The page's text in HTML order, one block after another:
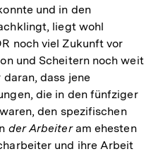
und in den
liegt wohl
noch viel Zukunft vor
und Scheitern noch weit
dass jene
die in den fünfziger
den spezifischen
der Arbeiteram ehesten
und ihre Arbeit